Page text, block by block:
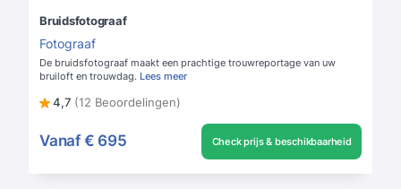
Bruidsfotograaf
Fotograaf
De bruidsfotograaf maakt een prachtige trouwreportage van uw
bruiloft en trouwdag. Lees meer
4,7 (12 Beoordelingen)
Vanaf € 695 Check prijs & beschikbaarheid